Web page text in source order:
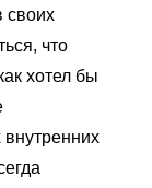
своих
что
хотел бы